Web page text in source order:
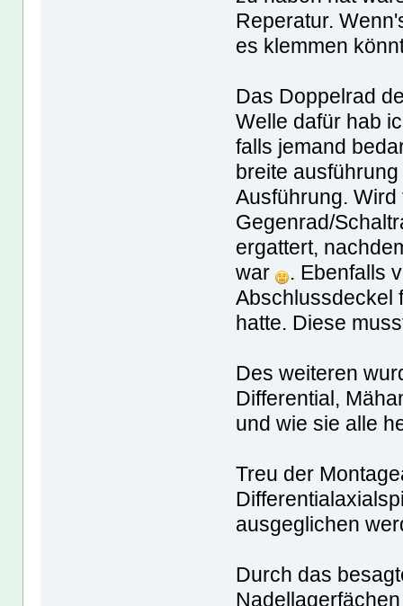
Reperatur.
es klemmen
Das Doppelrad
Welle dafür hab
falls jemand
breite
Ausführung.
Gegenrad/
ergattert,
war
. Ebenfalls
Abschlussdeckel
hatte. Diese
Des weiteren
Differential,
und wie sie alle
Treu der
ausgeglichen
Durch das